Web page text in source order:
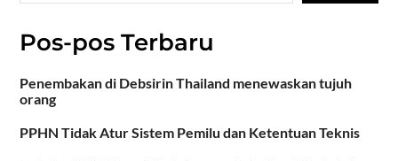
Pos-pos Terbaru
Penembakan di Debsirin Thailand menewaskan tujuh
orang
PPHN Tidak Atur Sistem Pemilu dan Ketentuan Teknis